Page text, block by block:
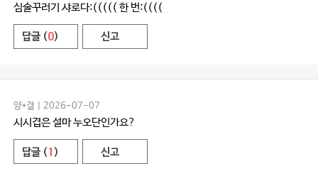
심술꾸러기 샤로다:((((( 한 번:((((
답글 (0) 신고
양*결 | 2026-07-07
시시겹은 설마 누오단인가요?
답글 ( 1 ) 신고